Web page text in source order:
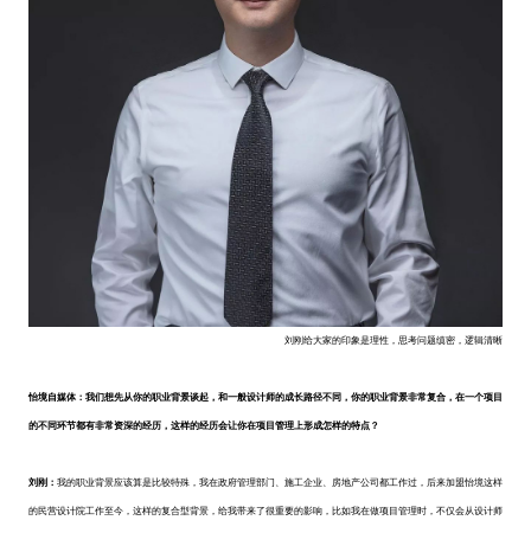
刘刚给大家的印象是理性，思考问题缜密，逻辑清晰
怡境自媒体：我们想先从你的职业背景谈起，和一般设计师的成长路径不同，你的职业背景非常复合，在一个项目
的不同环节都有非常资深的经历，这样的经历会让你在项目管理上形成怎样的特点？
刘刚： 我的职业背景应该算是比较特殊，我在政府管理部门、施工企业、房地产公司都工作过，后来加盟怡境这样
的民营设计院工作至今，这样的复合型背景，给我带来了很重要的影响，比如我在做项目管理时，不仅会从设计师